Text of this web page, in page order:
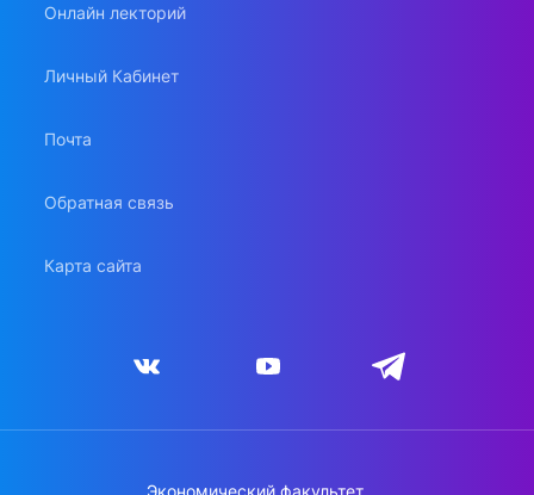
Онлайн лекторий
Личный Кабинет
Почта
Обратная связь
Карта сайта
Экономический факультет